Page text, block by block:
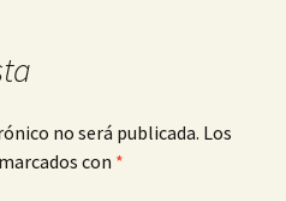
no será publicada. Los
con *